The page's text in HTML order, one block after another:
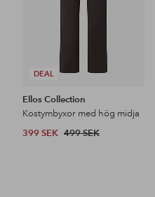
DEAL
Ellos Collection
Kostymbyxor med hög midja
399 SEK 499 SEK